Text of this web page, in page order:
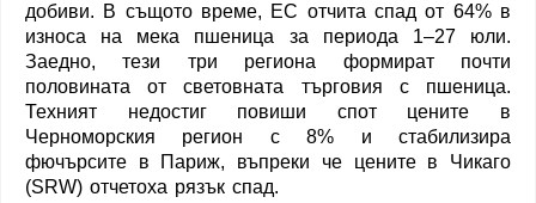
добиви. В същото време, ЕС отчита спад от 64% в
износа на мека пшеница за периода 1–27 юли.
Заедно, тези три региона формират почти
половината от световната търговия с пшеница.
Техният недостиг повиши спот цените в
Черноморския регион с 8% и стабилизира
фючърсите в Париж, въпреки че цените в Чикаго
(SRW) отчетоха рязък спад.